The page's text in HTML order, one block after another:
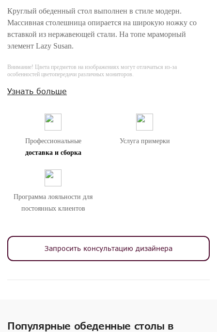
Круглый обеденный стол выполнен в стиле модерн.
Массивная столешница опирается на широкую ножку со
вставкой из нержавеющей стали. На топе мраморный
элемент Lazy Susan.
Внимание! Цвета предметов на изображениях могут отличаться из-за
особенностей цветопередачи различных мониторов.
Узнать больше
Профессиональные
доставка и сборка
Услуга примерки
Программа лояльности для
постоянных клиентов
Запросить консультацию дизайнера
Популярные обеденные столы в